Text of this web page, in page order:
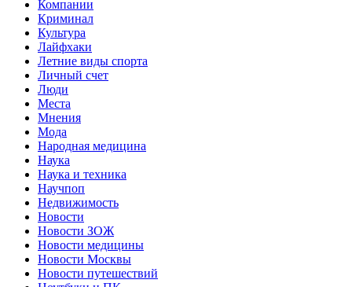
Компании
Криминал
Культура
Лайфхаки
Летние виды спорта
Личный счет
Люди
Места
Мнения
Мода
Народная медицина
Наука
Наука и техника
Научпоп
Недвижимость
Новости
Новости ЗОЖ
Новости медицины
Новости Москвы
Новости путешествий